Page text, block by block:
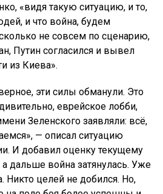
«видя такую ситуацию, и то,
и что война, будем
не совсем по сценарию,
Путин согласился и вывел
из Киева».
эти силы обманули. Это
еврейское лобби,
Зеленского заявляли: всё,
— описал ситуацию
И добавил оценку текущему
дальше война затянулась. Уже
Никто целей не добился. Но,